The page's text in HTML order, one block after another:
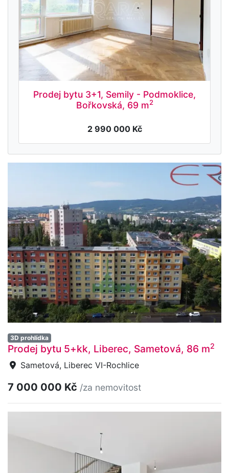
Prodej bytu 3+1, Semily - Podmoklice,
Bořkovská, 69 m2
2 990 000 Kč
3D prohlídka
Prodej bytu 5+kk, Liberec, Sametová, 86 m2
Sametová, Liberec VI-Rochlice
7 000 000 Kč /za nemovitost